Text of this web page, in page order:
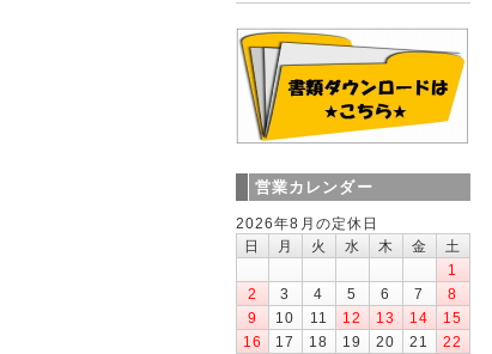
営業カレンダー
2026年8月の定休日
日
月 火 水 木 金
土
1
2
3 4 5 6 7
8
9
10 11 12 13 14
15
16
17 18 19 20 21
22